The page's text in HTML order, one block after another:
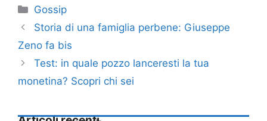
Categorie
Gossip
Storia di una famiglia perbene: Giuseppe
Zeno fa bis
Test: in quale pozzo lanceresti la tua
monetina? Scopri chi sei